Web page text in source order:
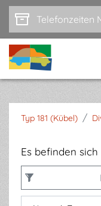
Zum Hauptinhalt
Typ 181 (Kübel) /
Es befinden